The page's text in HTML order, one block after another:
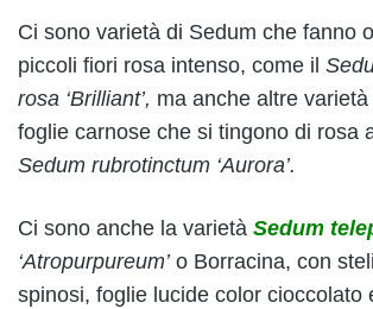
Ci sono varietà di Sedum che fanno
piccoli fiori rosa intenso, come il
rosa ‘Brilliant’, ma anche altre
foglie carnose che si tingono di rosa
Sedum rubrotinctum ‘Aurora’.
Ci sono anche la varietà Sedum
‘Atropurpureum’o Borracina, con
spinosi, foglie lucide color cioccolato